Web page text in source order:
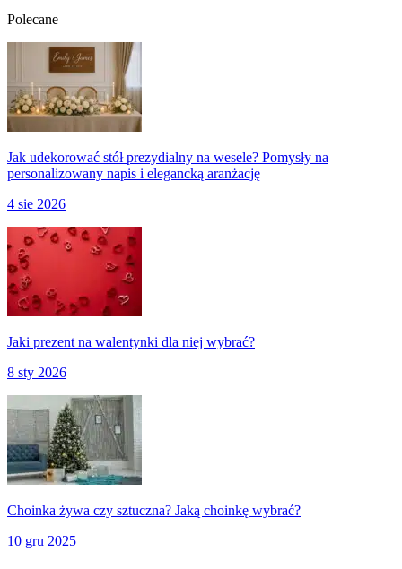
Polecane
Jak udekorować stół prezydialny na wesele? Pomysły na
personalizowany napis i elegancką aranżację
4 sie 2026
Jaki prezent na walentynki dla niej wybrać?
8 sty 2026
Choinka żywa czy sztuczna? Jaką choinkę wybrać?
10 gru 2025